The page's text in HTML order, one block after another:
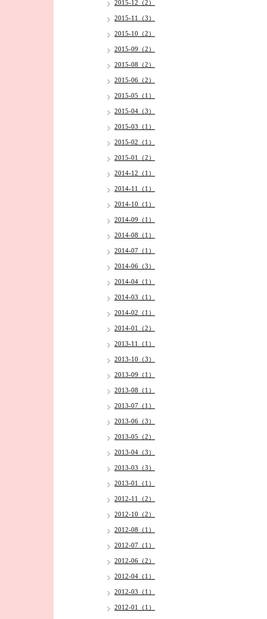
2015-12（2）
2015-11（3）
2015-10（2）
2015-09（2）
2015-08（2）
2015-06（2）
2015-05（1）
2015-04（3）
2015-03（1）
2015-02（1）
2015-01（2）
2014-12（1）
2014-11（1）
2014-10（1）
2014-09（1）
2014-08（1）
2014-07（1）
2014-06（3）
2014-04（1）
2014-03（1）
2014-02（1）
2014-01（2）
2013-11（1）
2013-10（3）
2013-09（1）
2013-08（1）
2013-07（1）
2013-06（3）
2013-05（2）
2013-04（3）
2013-03（3）
2013-01（1）
2012-11（2）
2012-10（2）
2012-08（1）
2012-07（1）
2012-06（2）
2012-04（1）
2012-03（1）
2012-01（1）